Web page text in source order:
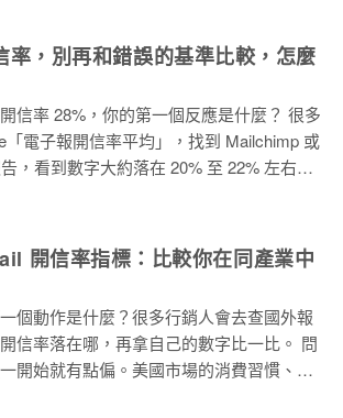
率，別再和錯誤的基準比較，怎麼
率 28%，你的第一個反應是什麼？ 很多
「電子報開信率平均」，找到 Mailchimp 或
，看到數字大約落在 20% 至 22% 左右，
讀者是台灣人，拿美國市場的數字來評估
，也是更根本的問題，國外報告通常是把
在一起計算，但你寄的是「促銷型
準本來就不一樣。 信件類型不同，
多行銷人沒有意識到，
，讀者打開的動
開信率指標：比較你在同產業中
個動作是什麼？很多行銷人會去查國外報
信率落在哪，再拿自己的數字比一比。 問
開始就有點偏。美國市場的消費習慣、信